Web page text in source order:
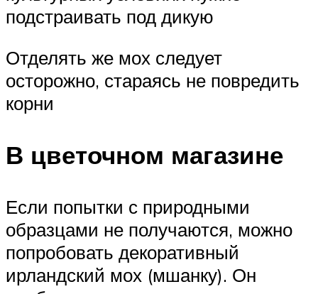
подстраивать под дикую
Отделять же мох следует
осторожно, стараясь не повредить
корни
В цветочном магазине
Если попытки с природными
образцами не получаются, можно
попробовать декоративный
ирландский мох (мшанку). Он